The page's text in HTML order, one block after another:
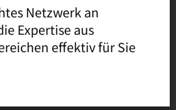
Netzwerk an
Expertise aus
effektiv für Sie